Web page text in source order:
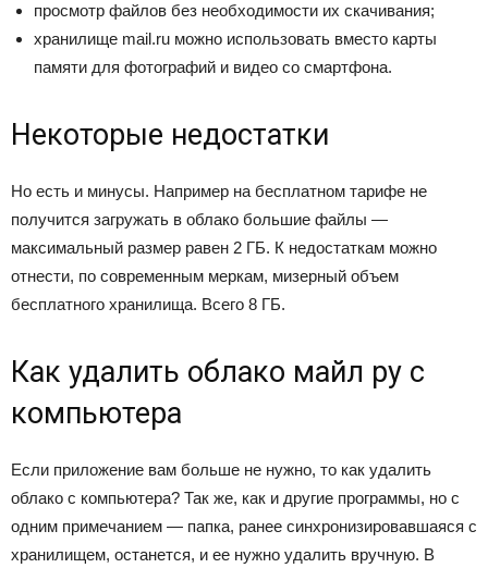
просмотр файлов без необходимости их скачивания;
хранилище mail.ru можно использовать вместо карты
памяти для фотографий и видео со смартфона.
Некоторые недостатки
Но есть и минусы. Например на бесплатном тарифе не
получится загружать в облако большие файлы —
максимальный размер равен 2 ГБ. К недостаткам можно
отнести, по современным меркам, мизерный объем
бесплатного хранилища. Всего 8 ГБ.
Как удалить облако майл ру с
компьютера
Если приложение вам больше не нужно, то как удалить
облако с компьютера? Так же, как и другие программы, но с
одним примечанием — папка, ранее синхронизировавшаяся с
хранилищем, останется, и ее нужно удалить вручную. В